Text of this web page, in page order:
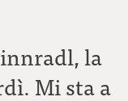
la
Mi sta a